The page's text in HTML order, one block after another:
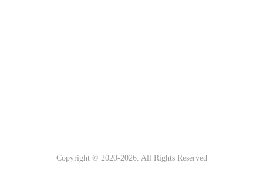
Copyright © 2020-2026. All Rights Reserved